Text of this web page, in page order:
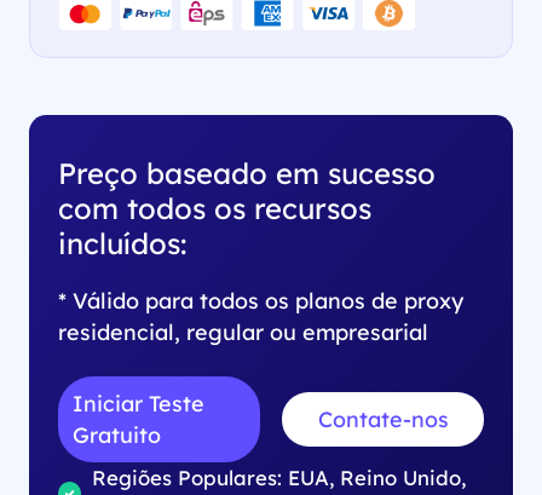
Preço baseado em sucesso
com todos os recursos
incluídos:
* Válido para todos os planos de proxy
residencial, regular ou empresarial
Iniciar Teste
Gratuito
Contate-nos
Regiões Populares: EUA, Reino Unido,